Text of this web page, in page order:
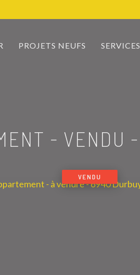
PROJETS NEUFS SERVICES
- VENDU -
VENDU